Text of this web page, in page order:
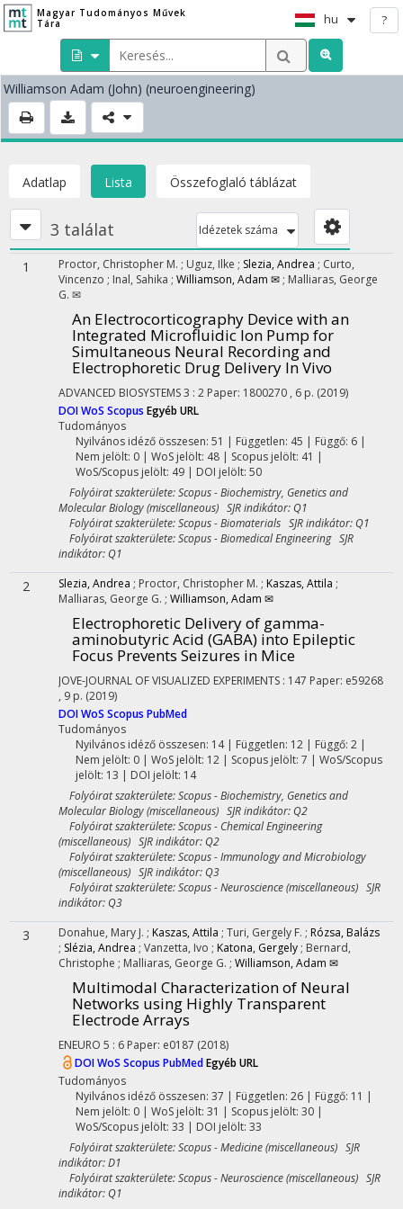
Magyar Tudományos Művek
Tára
hu ?
Williamson Adam (John) (neuroengineering)
Adatlap Lista Összefoglaló táblázat
3 találat Idézetek száma
1 Proctor, Christopher M. ; Uguz, Ilke ; Slezia, Andrea ; Curto,
Vincenzo ; Inal, Sahika ; Williamson, Adam ✉ ; Malliaras, George
G. ✉
An Electrocorticography Device with an
Integrated Microfluidic Ion Pump for
Simultaneous Neural Recording and
Electrophoretic Drug Delivery In Vivo
ADVANCED BIOSYSTEMS3 : 2 Paper: 1800270 , 6 p. (2019)
DOIWoS Scopus Egyéb URL
Tudományos
Nyilvános idéző összesen: 51 | Független: 45 | Függő: 6 |
Nem jelölt: 0 | WoS jelölt: 48 | Scopus jelölt: 41 |
WoS/Scopus jelölt: 49 | DOI jelölt: 50
Folyóirat szakterülete: Scopus - Biochemistry, Genetics and
Molecular Biology (miscellaneous) SJR indikátor: Q1
Folyóirat szakterülete: Scopus - Biomaterials SJR indikátor: Q1
Folyóirat szakterülete: Scopus - Biomedical Engineering SJR
indikátor: Q1
2 Slezia, Andrea ; Proctor, Christopher M. ; Kaszas, Attila ;
Malliaras, George G. ; Williamson, Adam ✉
Electrophoretic Delivery of gamma-
aminobutyric Acid (GABA) into Epileptic
Focus Prevents Seizures in Mice
JOVE-JOURNAL OF VISUALIZED EXPERIMENTS : 147 Paper: e59268
, 9 p. (2019)
DOIWoS Scopus PubMed
Tudományos
Nyilvános idéző összesen: 14| Független: 12 | Függő: 2 |
Nem jelölt: 0 | WoS jelölt: 12 | Scopus jelölt: 7 | WoS/Scopus
jelölt: 13 | DOI jelölt: 14
Folyóirat szakterülete: Scopus - Biochemistry, Genetics and
Molecular Biology (miscellaneous) SJR indikátor: Q2
Folyóirat szakterülete: Scopus - Chemical Engineering
(miscellaneous) SJR indikátor: Q2
Folyóirat szakterülete: Scopus - Immunology and Microbiology
(miscellaneous) SJR indikátor: Q3
Folyóirat szakterülete: Scopus - Neuroscience (miscellaneous) SJR
indikátor: Q3
3 Donahue, Mary J. ; Kaszas, Attila ; Turi, Gergely F. ; Rózsa, Balázs
; Slézia, Andrea ; Vanzetta, Ivo ; Katona, Gergely ; Bernard,
Christophe ; Malliaras, George G. ; Williamson, Adam ✉
Multimodal Characterization of Neural
Networks using Highly Transparent
Electrode Arrays
ENEURO 5 : 6 Paper: e0187 (2018)
DOIWoS Scopus PubMedEgyéb URL
Tudományos
Nyilvános idéző összesen: 37 | Független: 26 | Függő: 11 |
Nem jelölt: 0 | WoS jelölt: 31 | Scopus jelölt: 30 |
WoS/Scopus jelölt: 33 | DOI jelölt: 33
Folyóirat szakterülete: Scopus - Medicine (miscellaneous) SJR
indikátor: D1
Folyóirat szakterülete: Scopus - Neuroscience (miscellaneous) SJR
indikátor: Q1